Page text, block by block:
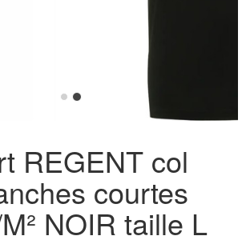
REGENT col
courtes
NOIR taille L